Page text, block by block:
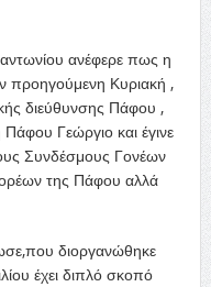
ανέφερε πως η
προηγούμενη Κυριακή ,
διεύθυνσης Πάφου ,
Γεώργιο και έγινε
Συνδέσμους Γονέων
της Πάφου αλλά
διοργανώθηκε
έχει διπλό σκοπό